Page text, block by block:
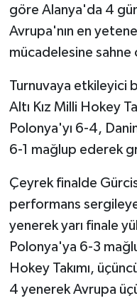
göre Alanya'da 4
Avrupa'nın en
mücadelesine sahne
Turnuvaya etkileyici
Altı Kız Milli Hokey
Polonya'yı 6-4,
6-1 mağlup ederek
Çeyrek finalde
performans
yenerek yarı finale
Polonya'ya 6-3
Hokey Takımı,
4 yenerek Avrupa